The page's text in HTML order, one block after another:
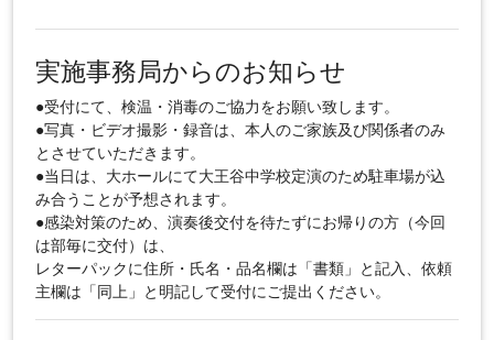
実施事務局からのお知らせ
●受付にて、検温・消毒のご協力をお願い致します。
●写真・ビデオ撮影・録音は、本人のご家族及び関係者のみ
とさせていただきます。
●当日は、大ホールにて大王谷中学校定演のため駐車場が込
み合うことが予想されます。
●感染対策のため、演奏後交付を待たずにお帰りの方（今回
は部毎に交付）は、
レターパックに住所・氏名・品名欄は「書類」と記入、依頼
主欄は「同上」と明記して受付にご提出ください。